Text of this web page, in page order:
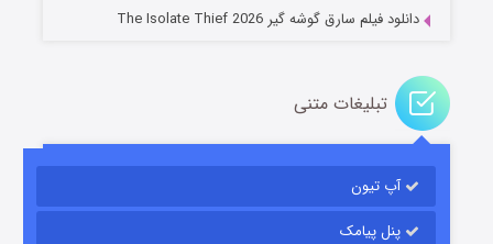
دانلود فیلم سارق گوشه گیر The Isolate Thief 2026
تبلیغات متنی
آپ تیون
پنل پیامک